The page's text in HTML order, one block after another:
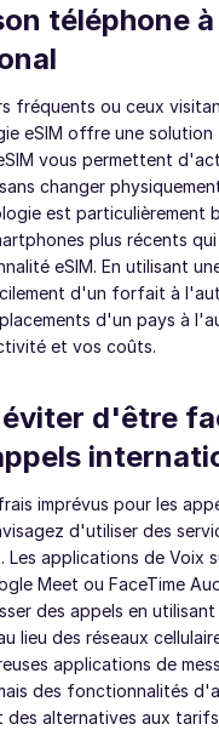
téléphone à
fréquents ou ceux
eSIM offre une
vous permettent
changer
est particulièrement
plus récents
eSIM. En utilisant
d'un forfait à
d'un pays à
et vos coûts.
éviter d'être
imprévus pour les
d'utiliser des
Les applications de Voix
Meet ou FaceTime
des appels en utilisant
lieu des réseaux
applications de
des fonctionnalités
des alternatives aux